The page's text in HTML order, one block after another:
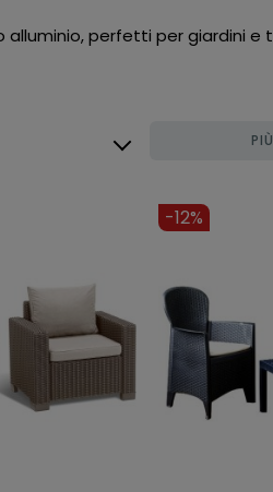
perfetti per giardini e
-12%